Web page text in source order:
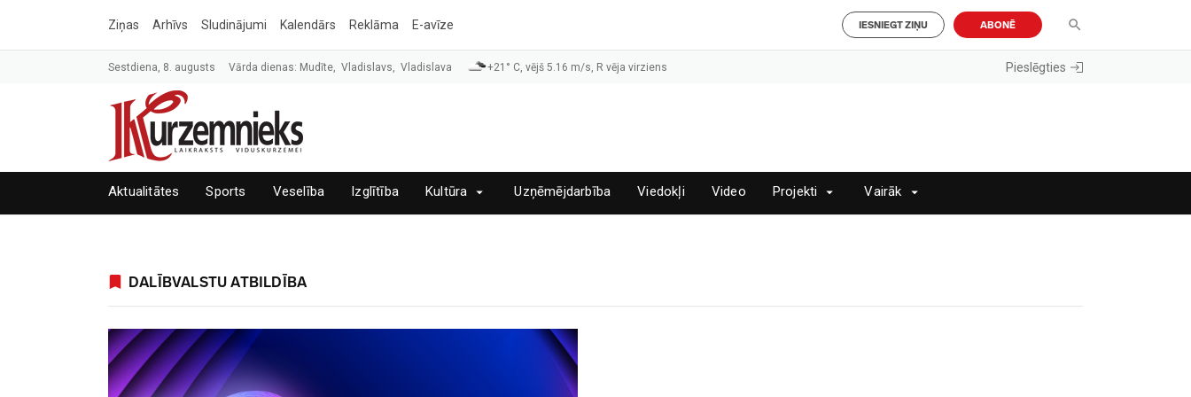
Ziņas Arhīvs Sludinājumi Kalendārs Reklāma E-avīze IESNIEGT ZIŅU ABONĒ
Sestdiena, 8. augusts Vārda dienas: Mudīte, Vladislavs, Vladislava +21° C, vējš 5.16 m/s, R vēja virziens Pieslēgties
Aktualitātes Sports Veselība Izglītība Kultūra Uzņēmējdarbība Viedokļi Video Projekti Vairāk
DALĪBVALSTU ATBILDĪBA